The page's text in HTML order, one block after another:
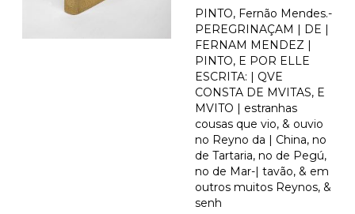
PINTO, Fernão Mendes.-
PEREGRINAÇAM | DE |
FERNAM MENDEZ |
PINTO, E POR ELLE
ESCRITA: | QVE
CONSTA DE MVITAS, E
MVITO | estranhas
cousas que vio, & ouvio
no Reyno da | China, no
de Tartaria, no de Pegú,
no de Mar-| tavão, & em
outros muitos Reynos, &
senh